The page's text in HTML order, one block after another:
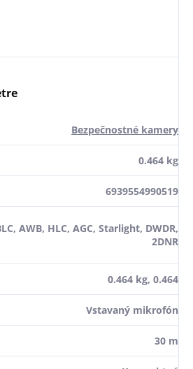
Bezpečnostné kamery
0.464 kg
6939554990519
AWB, HLC, AGC, Starlight, DWDR,
2DNR
0.464 kg, 0.464
Vstavaný mikrofón
30 m